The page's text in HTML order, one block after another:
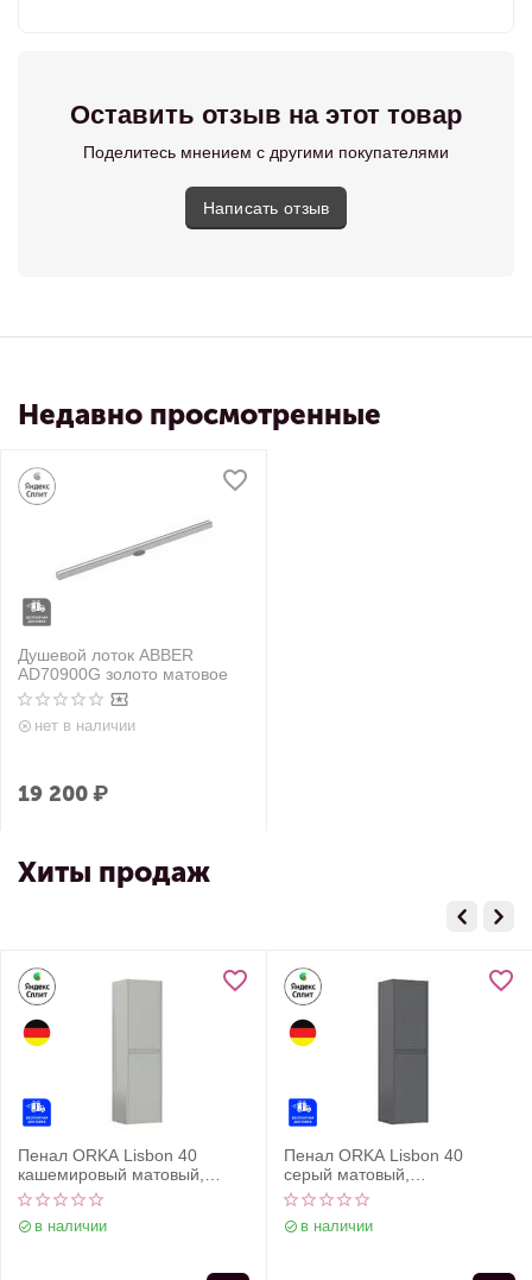
Оставить отзыв на этот товар
Поделитесь мнением с другими покупателями
Написать отзыв
Недавно просмотренные
Душевой лоток ABBER
AD70900G золото матовое
нет в наличии
19 200₽
Хиты продаж
Пенал ORKA Lisbon 40
кашемировый матовый,
универсальный
в наличии
Пенал ORKA Lisbon 40
серый матовый,
универсальный
в наличии